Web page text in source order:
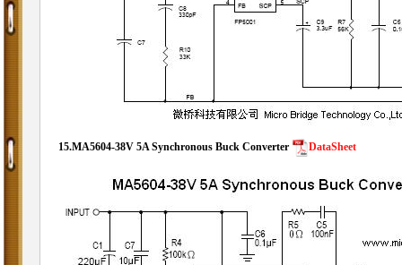
15.MA5604-38V 5A Synchronous Buck Converter DataSheet